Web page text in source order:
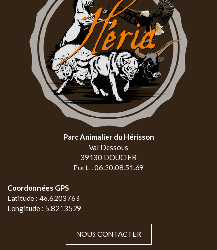
Parc Animalier du Hérisson
Val Dessous
39130 DOUCIER
Port. : 06.30.08.51.69
Coordonnées GPS
Latitude : 46.6203763
Longitude : 5.8213529
NOUS CONTACTER